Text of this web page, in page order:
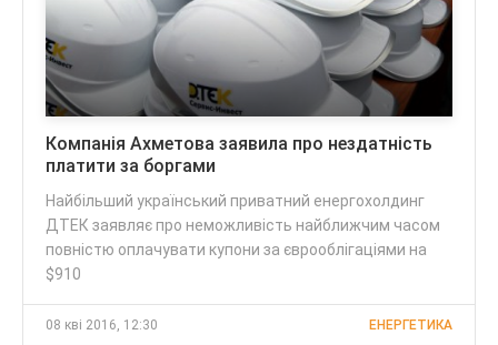
Компанія Ахметова заявила про нездатність
платити за боргами
Найбільший український приватний енергохолдинг
ДТЕК заявляє про неможливість найближчим часом
повністю оплачувати купони за єврооблігаціями на
$910
08 кві 2016, 12:30 ЕНЕРГЕТИКА